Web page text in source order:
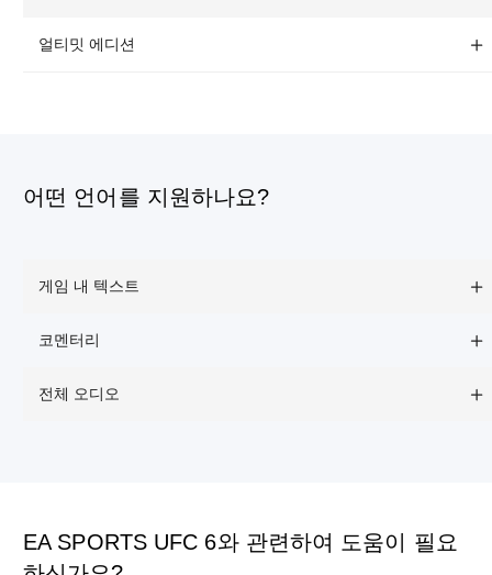
얼티밋 에디션
어떤 언어를 지원하나요?
게임 내 텍스트
코멘터리
전체 오디오
EA SPORTS UFC 6와 관련하여 도움이 필요